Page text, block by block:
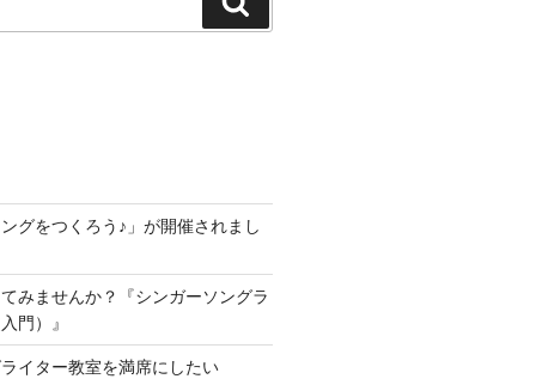
索
ングをつくろう♪」が開催されまし
みませんか？『シンガーソングラ
門）』
イター教室を満席にしたい